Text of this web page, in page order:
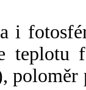
i